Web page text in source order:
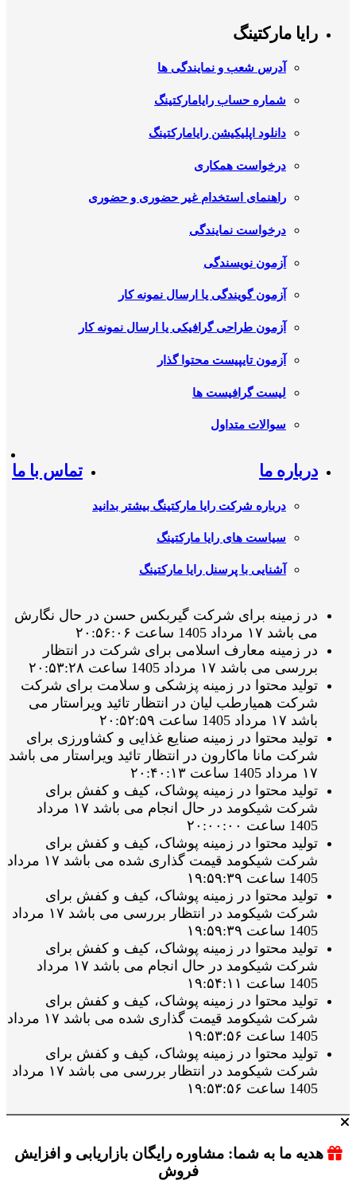
رایا مارکتینگ
آدرس شعب و نمایندگی ها
شماره حساب رایامارکتینگ
دانلود اپلیکیشن رایامارکتینگ
درخواست همکاری
راهنمای استخدام غیر حضوری و حضوری
درخواست نمایندگی
آزمون نویسندگی
آزمون گویندگی یا ارسال نمونه کار
آزمون طراحی گرافیکی یا ارسال نمونه کار
آزمون تایپیست محتوا گذار
لیست گرافیست ها
سوالات متداول
درباره ما
درباره شرکت رایا مارکتینگ بیشتر بدانید
سیاست های رایا مارکتینگ
آشنایی با پرسنل رایا مارکتینگ
تماس با ما
در زمینه برای شرکت گیربکس حسن در حال نگارش
می باشد ۱۷ مرداد 1405 ساعت ۲۰:۵۶:۰۶
در زمینه معارف اسلامی برای شرکت در انتظار
بررسی می باشد ۱۷ مرداد 1405 ساعت ۲۰:۵۳:۲۸
تولید محتوا در زمینه پزشکی و سلامت برای شرکت
شرکت همیارطب لیان در انتظار تائید ویراستار می
باشد ۱۷ مرداد 1405 ساعت ۲۰:۵۲:۵۹
تولید محتوا در زمینه صنایع غذایی و کشاورزی برای
شرکت مانا ماکارون در انتظار تائید ویراستار می باشد
۱۷ مرداد 1405 ساعت ۲۰:۴۰:۱۳
تولید محتوا در زمینه پوشاک، کیف و کفش برای
شرکت شیکومد در حال انجام می باشد ۱۷ مرداد
1405 ساعت ۲۰:۰۰:۰۰
تولید محتوا در زمینه پوشاک، کیف و کفش برای
شرکت شیکومد قیمت گذاری شده می باشد ۱۷ مرداد
1405 ساعت ۱۹:۵۹:۳۹
تولید محتوا در زمینه پوشاک، کیف و کفش برای
شرکت شیکومد در انتظار بررسی می باشد ۱۷ مرداد
1405 ساعت ۱۹:۵۹:۳۹
تولید محتوا در زمینه پوشاک، کیف و کفش برای
شرکت شیکومد در حال انجام می باشد ۱۷ مرداد
1405 ساعت ۱۹:۵۴:۱۱
تولید محتوا در زمینه پوشاک، کیف و کفش برای
شرکت شیکومد قیمت گذاری شده می باشد ۱۷ مرداد
1405 ساعت ۱۹:۵۳:۵۶
تولید محتوا در زمینه پوشاک، کیف و کفش برای
شرکت شیکومد در انتظار بررسی می باشد ۱۷ مرداد
1405 ساعت ۱۹:۵۳:۵۶
هدیه ما به شما: مشاوره رایگان بازاریابی و افزایش
فروش